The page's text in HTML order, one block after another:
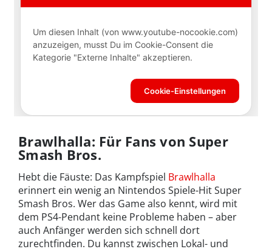
Brawlhalla: Für Fans von Super
Smash Bros.
Hebt die Fäuste: Das Kampfspiel Brawlhalla
erinnert ein wenig an Nintendos Spiele-Hit Super
Smash Bros. Wer das Game also kennt, wird mit
dem PS4-Pendant keine Probleme haben – aber
auch Anfänger werden sich schnell dort
zurechtfinden. Du kannst zwischen Lokal- und